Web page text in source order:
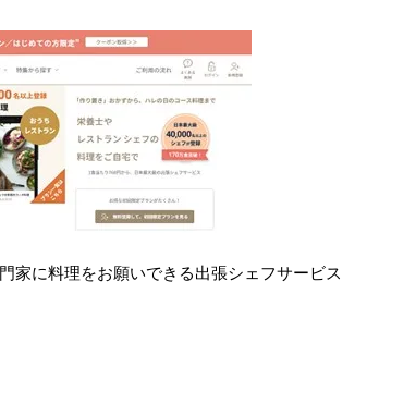
家に料理をお願いできる出張シェフサービス